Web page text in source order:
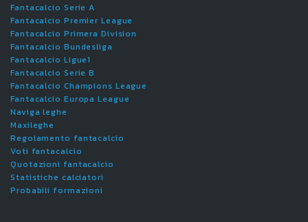
Fantacalcio Serie A
Fantacalcio Premier League
Fantacalcio Primera Division
Fantacalcio Bundesliga
Fantacalcio Ligue1
Fantacalcio Serie B
Fantacalcio Champions League
Fantacalcio Europa League
Naviga leghe
Maxileghe
Regolamento fantacalcio
Voti fantacalcio
Quotazioni fantacalcio
Statistiche calciatori
Probabili formazioni